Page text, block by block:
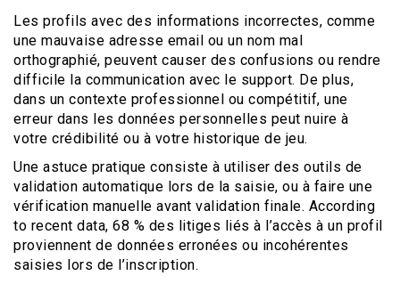
Les profils avec des informations incorrectes, comme
une mauvaise adresse email ou un nom mal
orthographié, peuvent causer des confusions ou rendre
difficile la communication avec le support. De plus,
dans un contexte professionnel ou compétitif, une
erreur dans les données personnelles peut nuire à
votre crédibilité ou à votre historique de jeu.
Une astuce pratique consiste à utiliser des outils de
validation automatique lors de la saisie, ou à faire une
vérification manuelle avant validation finale. According
to recent data, 68 % des litiges liés à l’accès à un profil
proviennent de données erronées ou incohérentes
saisies lors de l’inscription.